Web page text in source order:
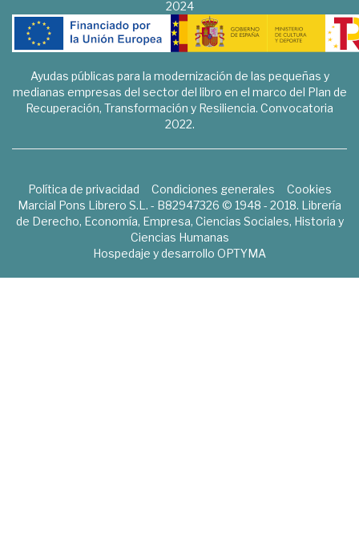
2024
Ayudas públicas para la modernización de las pequeñas y
medianas empresas del sector del libro en el marco del Plan de
Recuperación, Transformación y Resiliencia. Convocatoria
2022.
Política de privacidad Condiciones generales
Cookies
Marcial Pons Librero S.L. - B82947326 © 1948 - 2018. Librería
de Derecho, Economía, Empresa, Ciencias Sociales, Historia y
Ciencias Humanas
Hospedaje y desarrollo OPTYMA